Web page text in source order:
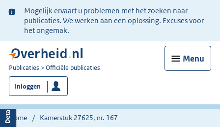
Ter
informatie:
Mogelijk ervaart u problemen met het zoeken naar
publicaties. We werken aan een oplossing. Excuses voor
het ongemak.
Menu
U
bent
nu
hier:
Publicaties Officiële publicaties
Inloggen
Home Kamerstuk 27625, nr. 167